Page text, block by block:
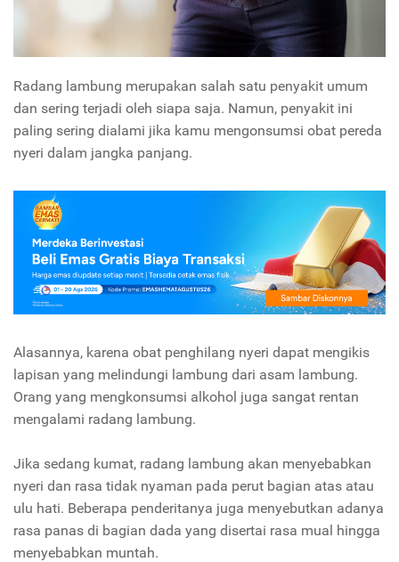
Radang lambung merupakan salah satu penyakit umum
dan sering terjadi oleh siapa saja. Namun, penyakit ini
paling sering dialami jika kamu mengonsumsi obat pereda
nyeri dalam jangka panjang.
Alasannya, karena obat penghilang nyeri dapat mengikis
lapisan yang melindungi lambung dari asam lambung.
Orang yang mengkonsumsi alkohol juga sangat rentan
mengalami radang lambung.
Jika sedang kumat, radang lambung akan menyebabkan
nyeri dan rasa tidak nyaman pada perut bagian atas atau
ulu hati. Beberapa penderitanya juga menyebutkan adanya
rasa panas di bagian dada yang disertai rasa mual hingga
menyebabkan muntah.